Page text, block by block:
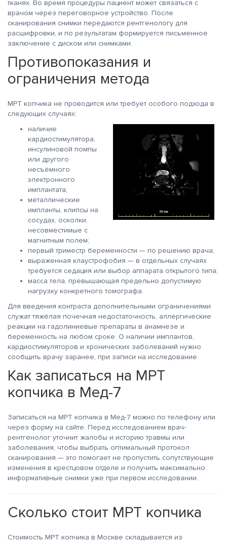
тканях. Во время процедуры пациент может связаться с
врачом через переговорное устройство. После
сканирования снимки передаются рентгенологу для
расшифровки, и по результатам формируется письменное
заключение с диском или снимками.
Противопоказания и
ограничения метода
МРТ копчика не проводится или требует особого подхода в
следующих случаях:
наличие
кардиостимулятора,
инсулиновой помпы
или другого
несъёмного
электронного
имплантата;
металлические
импланты, клипсы на
сосудах, осколки,
несовместимые с
магнитным полем;
первый триместр беременности — по решению врача;
выраженная клаустрофобия — в отдельных случаях
требуется седация или выбор аппарата открытого типа;
масса тела, превышающая предельно допустимую
нагрузку конкретного томографа.
Для введения контраста дополнительными ограничениями
служат тяжёлая почечная недостаточность, аллергические
реакции на гадолиниевые препараты в анамнезе и
беременность на любом сроке. О наличии имплантов,
кардиостимуляторов и хронических заболеваний нужно
сообщить врачу заранее, при записи на исследование.
Как записаться на МРТ
копчика в Мед-7
Записаться на МРТ копчика в Мед-7 можно по телефону или
через форму на сайте. Перед исследованием врач-
рентгенолог уточнит жалобы и историю травмы или
заболевания, чтобы выбрать оптимальный протокол
сканирования — это помогает не пропустить сопутствующие
изменения в крестцовом отделе и получить максимально
информативные снимки уже при первом исследовании.
Сколько стоит МРТ копчика
Стоимость МРТ копчика в Москве складывается из